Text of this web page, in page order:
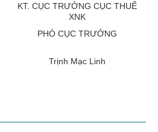
KT. CỤC TRƯỞNG CỤC THUẾ
XNK
PHÓ CỤC TRƯỞNG
Trịnh Mạc Linh